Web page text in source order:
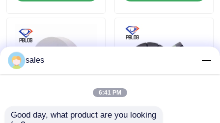
Yêu cầu báo giá
Đá mài mạ điện
Máy nghiền nhựa kính
Máy nghiền cạnh thủy
sales
6:41 PM
Good day, what product are you looking